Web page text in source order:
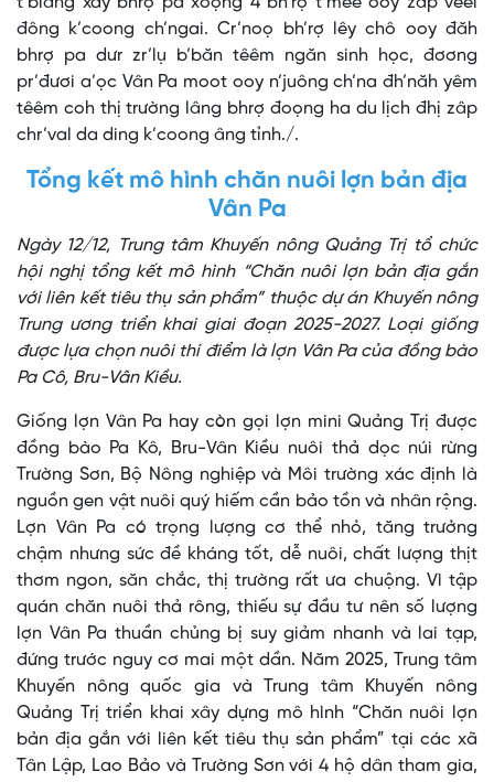
đông k’coong ch’ngai. Cr’noọ bh’rợ lêy chô ooy đăh
bhrợ pa dưr zr’lụ b’băn têêm ngăn sinh học, đơơng
pr’đươi a’ọc Vân Pa moot ooy n’juông ch’na đh’năh yêm
têêm coh thị trường lâng bhrợ đoọng ha du lịch đhị zâp
chr’val da ding k’coong âng tỉnh./.
Tổng kết mô hình chăn nuôi lợn bản địa
Vân Pa
Ngày 12/12, Trung tâm Khuyến nông Quảng Trị tổ chức
hội nghị tổng kết mô hình “Chăn nuôi lợn bản địa gắn
với liên kết tiêu thụ sản phẩm” thuộc dự án Khuyến nông
Trung ương triển khai giai đoạn 2025-2027. Loại giống
được lựa chọn nuôi thí điểm là lợn Vân Pa của đồng bào
Pa Cô, Bru-Vân Kiều.
Giống lợn Vân Pa hay còn gọi lợn mini Quảng Trị được
đồng bào Pa Kô, Bru-Vân Kiều nuôi thả dọc núi rừng
Trường Sơn, Bộ Nông nghiệp và Môi trường xác định là
nguồn gen vật nuôi quý hiếm cần bảo tồn và nhân rộng.
Lợn Vân Pa có trọng lượng cơ thể nhỏ, tăng trưởng
chậm nhưng sức đề kháng tốt, dễ nuôi, chất lượng thịt
thơm ngon, săn chắc, thị trường rất ưa chuộng. Vì tập
quán chăn nuôi thả rông, thiếu sự đầu tư nên số lượng
lợn Vân Pa thuần chủng bị suy giảm nhanh và lai tạp,
đứng trước nguy cơ mai một dần. Năm 2025, Trung tâm
Khuyến nông quốc gia và Trung tâm Khuyến nông
Quảng Trị triển khai xây dựng mô hình “Chăn nuôi lợn
bản địa gắn với liên kết tiêu thụ sản phẩm” tại các xã
Tân Lập, Lao Bảo và Trường Sơn với 4 hộ dân tham gia,